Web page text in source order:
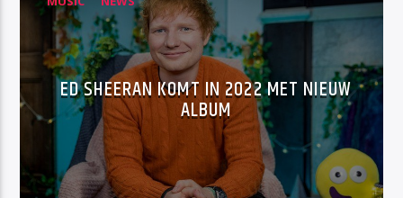
ED SHEERAN KOMT IN 2022 MET NIEUW
ALBUM